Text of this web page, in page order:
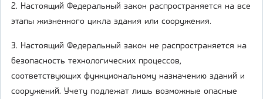
2. Настоящий Федеральный закон распространяется на все
этапы жизненного цикла здания или сооружения.
3. Настоящий Федеральный закон не распространяется на
безопасность технологических процессов,
соответствующих функциональному назначению зданий и
сооружений. Учету подлежат лишь возможные опасные